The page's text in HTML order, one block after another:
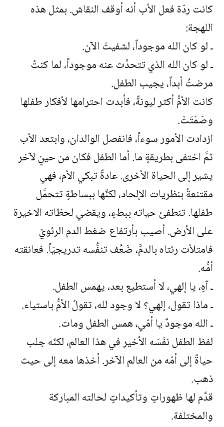
كانت ردّة فعل الأب أنه أوقف النقاش. بمثل هذه
اللهجة:
ـ لو كان الله موجوداً، لشفيتَ الآن.
ـ لو كان الله الذي تتحدَّث عنه موجوداً، لما كنتُ
مرضتُ أبداً، يجيب الطفل.
كانت الأمُّ أكثر ليونةً، فأبدت احترامها لأفكار طفلها
وصَمَتَتْ.
ازدادت الأمور سوءاً، فانفصل الوالدان، وابتعد الأب
ثمَّ اختفى بطريقةٍ ما. أما الطفل فكان من حينٍ لآخر
يشير إلى الحياة الأخرى. عادةً تبكي الأم، فهي
مقتنعةٌ بنظريات الإلحاد، لكنَّها ببساطةٍ تتحمَّل
طفلها. تنطفئ حياته ببطءٍ، ويقضي لحظاته الاخيرة
على الأرض. أصيب بأرتفاع ضغط الدم الرئويِّ
فامتلأت رئتاه بالدمَّ، ضَعُف تنفُّسه تدريجيّاً. فعانقته
أمُّه.
ـ آهٍ، يا إلهي، لا أستطيع بعد، يهمس الطفل.
ـ ماذا تقول، إلهي؟ لا وجود لله، تقولُ الأمُّ باستياء.
ـ الله موجودٌ يا أمّي، همس الطفل ومات.
لفظ الطفل نفَسَه الأخير في هذا العالم، لكنّه جلب
حياةً إلى أمّه من العالم الآخر. أخذها معه إلى حيث
ذهب.
قدَّم لها ظهوراتٍ وتأكيداتٍ لحالته المباركة
والمختلفة.